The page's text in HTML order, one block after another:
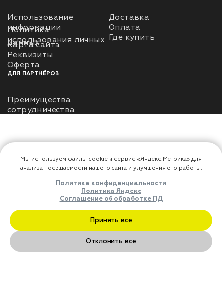
Использование
Политика
данных
Карта сайта
Реквизиты
Оферта
Доставка
Оплата
Где купить
ДЛЯ ПАРТНЁРОВ
Преимущества